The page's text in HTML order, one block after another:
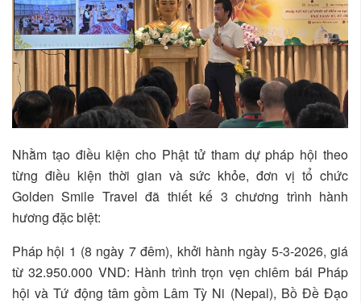
Nhằm tạo điều kiện cho Phật tử tham dự pháp hội theo
từng điều kiện thời gian và sức khỏe, đơn vị tổ chức
Golden Smile Travel đã thiết kế 3 chương trình hành
hương đặc biệt:
Pháp hội 1 (8 ngày 7 đêm), khởi hành ngày 5-3-2026, giá
từ 32.950.000 VND: Hành trình trọn vẹn chiêm bái Pháp
hội và Tứ động tâm gồm Lâm Tỳ Ni (Nepal), Bồ Đề Đạo